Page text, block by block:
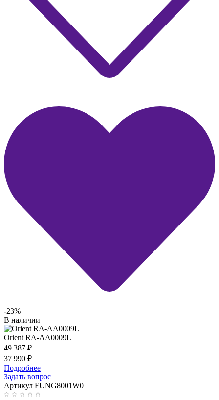
-23%
В наличии
Orient RA-AA0009L
49 387 ₽
37 990 ₽
Подробнее
Задать вопрос
Артикул FUNG8001W0